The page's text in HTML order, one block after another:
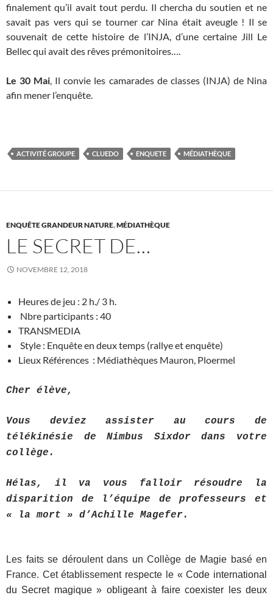
finalement qu’il avait tout perdu. Il chercha du soutien et ne
savait pas vers qui se tourner car Nina était aveugle ! Il se
souvenait de cette histoire de l’INJA, d’une certaine Jill Le
Bellec qui avait des rêves prémonitoires….
Le 30 Mai , Il convie les camarades de classes (INJA) de Nina
afin mener l’enquête.
ACTIVITÉ GROUPE CLUEDO ENQUETE MÉDIATHÈQUE
ENQUÊTE GRANDEUR NATURE,MÉDIATHÈQUE
LE SECRET DE…
NOVEMBRE 12, 2018
Heures de jeu : 2 h./ 3 h.
Nbre participants : 40
TRANSMEDIA
Style : Enquête en deux temps (rallye et enquête)
Lieux Références : Médiathèques Mauron, Ploermel
Cher élève,
Vous deviez assister au cours de
télékinésie de Nimbus Sixdor dans votre
collège.
Hélas, il va vous falloir résoudre la
disparition de l’équipe de professeurs et
« la mort » d’Achille Magefer.
Les faits se déroulent dans un Collège de Magie basé en
France. Cet établissement respecte le « Code international
du Secret magique » obligeant à faire coexister les deux